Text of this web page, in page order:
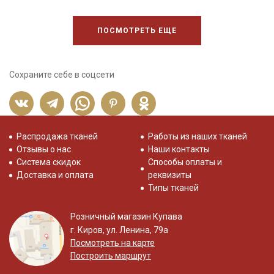
перед пошивом постирайте отрез при температуре
дальнейших стирок, но не выше 40C.
- стирка до 40С, отдельно от синтетических материалов;
- сушить в подвешенном и расправленном состоянии, в
затемненном месте, не пересушивать;
Внимание! На ткани, в зависимости от рулона, изредка
встречаются желтые пятнышки.
Цветопередача (тон) может отличаться от оригинального
цвета ткани в зависимости от настроек вашего монитора и в
ПОСМОТРЕТЬ ЕЩЕ
Сохраните себе в соцсети
Распродажа тканей
Отзывы о нас
Система скидок
Доставка и оплата
Работы из наших тканей
Наши контакты
Способы оплаты и
реквизиты
Типы тканей
Розничный магазин Купава
г. Киров, ул. Ленина, 79а
Посмотреть на карте
Построить маршрут